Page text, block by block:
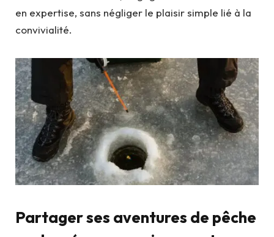
en expertise, sans négliger le plaisir simple lié à la
convivialité.
Partager ses aventures de pêche